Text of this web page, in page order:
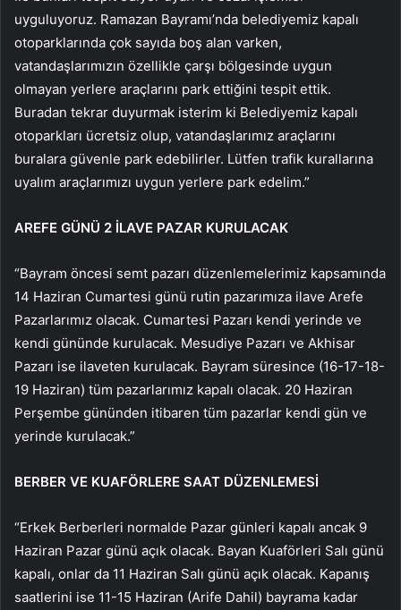
uyguluyoruz. Ramazan Bayramı’nda belediyemiz kapalı
otoparklarında çok sayıda boş alan varken,
vatandaşlarımızın özellikle çarşı bölgesinde uygun
olmayan yerlere araçlarını park ettiğini tespit ettik.
Buradan tekrar duyurmak isterim ki Belediyemiz kapalı
otoparkları ücretsiz olup, vatandaşlarımız araçlarını
buralara güvenle park edebilirler. Lütfen trafik kurallarına
uyalım araçlarımızı uygun yerlere park edelim.”
AREFE GÜNÜ 2 İLAVE PAZAR KURULACAK
“Bayram öncesi semt pazarı düzenlemelerimiz kapsamında
14 Haziran Cumartesi günü rutin pazarımıza ilave Arefe
Pazarlarımız olacak. Cumartesi Pazarı kendi yerinde ve
kendi gününde kurulacak. Mesudiye Pazarı ve Akhisar
Pazarı ise ilaveten kurulacak. Bayram süresince (16-17-18-
19 Haziran) tüm pazarlarımız kapalı olacak. 20 Haziran
Perşembe gününden itibaren tüm pazarlar kendi gün ve
yerinde kurulacak.”
BERBER VE KUAFÖRLERE SAAT DÜZENLEMESİ
“Erkek Berberleri normalde Pazar günleri kapalı ancak 9
Haziran Pazar günü açık olacak. Bayan Kuaförleri Salı günü
kapalı, onlar da 11 Haziran Salı günü açık olacak. Kapanış
saatlerini ise 11-15 Haziran (Arife Dahil) bayrama kadar